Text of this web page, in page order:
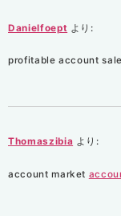
Danielfoept より:
profitable account
Thomaszibia より:
account market